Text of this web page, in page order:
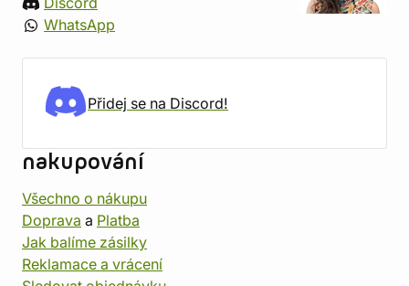
WhatsApp
Přidej se na Discord!
nakupování
Všechno o nákupu
Doprava a Platba
Jak balíme zásilky
Reklamace a vrácení